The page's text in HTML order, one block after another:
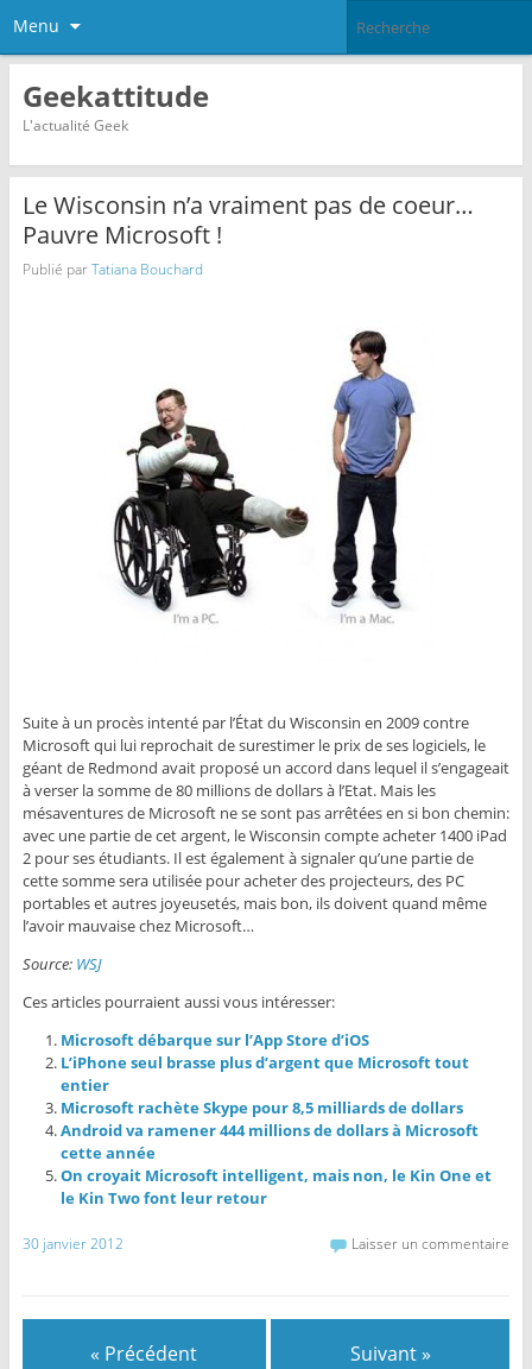
Menu
Geekattitude
L'actualité Geek
Le Wisconsin n’a vraiment pas de coeur…
Pauvre Microsoft !
Publié parTatiana Bouchard
Suite à un procès intenté par l’État du Wisconsin en 2009 contre
Microsoft qui lui reprochait de surestimer le prix de ses logiciels, le
géant de Redmond avait proposé un accord dans lequel il s’engageait
à verser la somme de 80 millions de dollars à l’Etat. Mais les
mésaventures de Microsoft ne se sont pas arrêtées en si bon chemin:
avec une partie de cet argent, le Wisconsin compte acheter 1400 iPad
2 pour ses étudiants. Il est également à signaler qu’une partie de
cette somme sera utilisée pour acheter des projecteurs, des PC
portables et autres joyeusetés, mais bon, ils doivent quand même
l’avoir mauvaise chez Microsoft…
Source: WSJ
Ces articles pourraient aussi vous intéresser:
Microsoft débarque sur l’App Store d’iOS
L’iPhone seul brasse plus d’argent que Microsoft tout
entier
Microsoft rachète Skype pour 8,5 milliards de dollars
Android va ramener 444 millions de dollars à Microsoft
cette année
On croyait Microsoft intelligent, mais non, le Kin One et
le Kin Two font leur retour
30 janvier 2012 Laisser un commentaire
« Précédent Suivant »